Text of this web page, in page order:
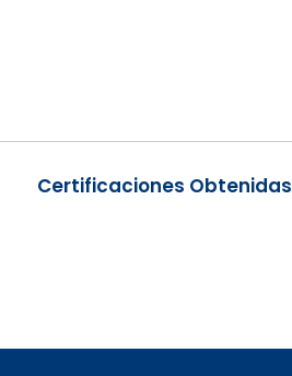
Certificaciones Obtenidas